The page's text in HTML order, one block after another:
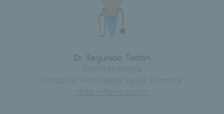
Dr. Segurado Tostón
Dermatología
Hospital Recoletas Salud Zamora
más información